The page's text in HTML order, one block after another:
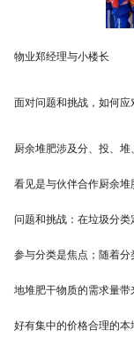
物业郑经理与小楼长
面对问题和挑战，如何应
厨余堆肥涉及分、投、
看见是与伙伴合作厨余
问题和挑战：在垃圾分
参与分类是焦点；随着
地堆肥干物质的需求量
好有集中的价格合理的本